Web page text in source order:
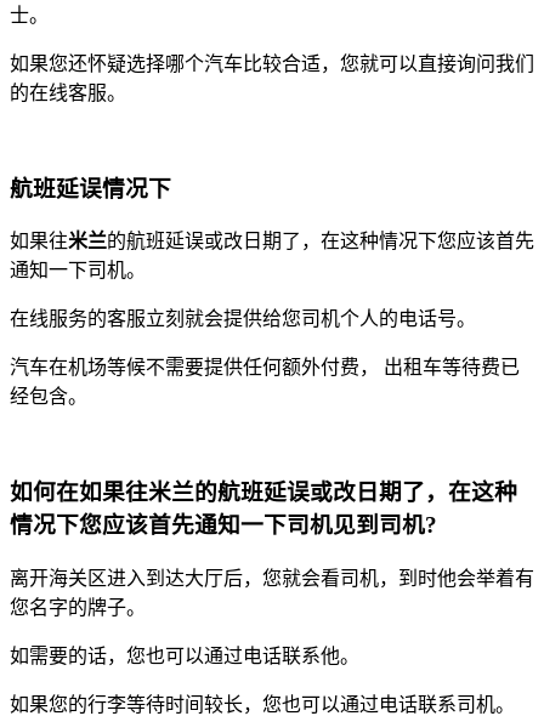
士。
如果您还怀疑选择哪个汽车比较合适，您就可以直接询问我们
的在线客服。
航班延误情况下
如果往米兰的航班延误或改日期了，在这种情况下您应该首先
通知一下司机。
在线服务的客服立刻就会提供给您司机个人的电话号。
汽车在机场等候不需要提供任何额外付费， 出租车等待费已
经包含。
如何在如果往米兰的航班延误或改日期了，在这种
情况下您应该首先通知一下司机见到司机?
离开海关区进入到达大厅后，您就会看司机，到时他会举着有
您名字的牌子。
如需要的话，您也可以通过电话联系他。
如果您的行李等待时间较长，您也可以通过电话联系司机。